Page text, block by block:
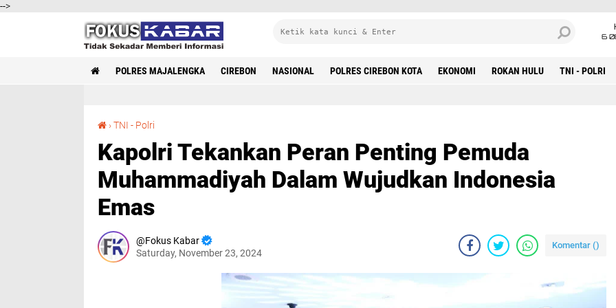
-->
6
POLRES MAJALENGKA CIREBON NASIONAL POLRES CIREBON KOTA EKONOMI ROKAN HULU TNI - POLRI
›TNI - Polri
Kapolri Tekankan Peran Penting Pemuda
Muhammadiyah Dalam Wujudkan Indonesia
Emas
Fokus Kabar
Saturday, November 23, 2024
Komentar ()